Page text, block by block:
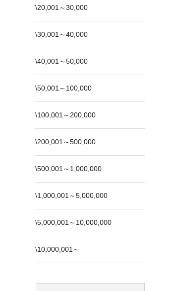
\20,001～30,000
\30,001～40,000
\40,001～50,000
\50,001～100,000
\100,001～200,000
\200,001～500,000
\500,001～1,000,000
\1,000,001～5,000,000
\5,000,001～10,000,000
\10,000,001～